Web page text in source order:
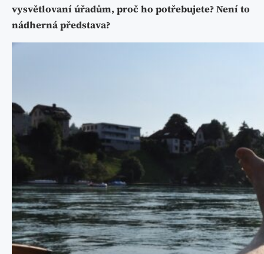
vysvětlovaní úřadům, proč ho potřebujete? Není to
nádherná představa?